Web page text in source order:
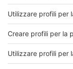
Il 28 giugno si
dedicata alla
circa 4.000
24 giugno 2019